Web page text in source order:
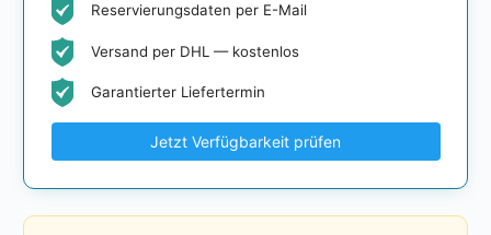
Reservierungsdaten per E-Mail
Versand per DHL — kostenlos
Garantierter Liefertermin
Jetzt Verfügbarkeit prüfen